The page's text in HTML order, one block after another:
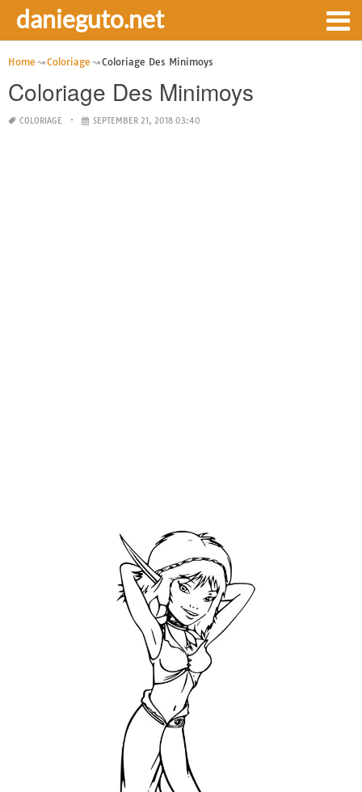
danieguto.net
Home Coloriage Coloriage Des Minimoys
Coloriage Des Minimoys
COLORIAGE SEPTEMBER 21, 2018 03:40